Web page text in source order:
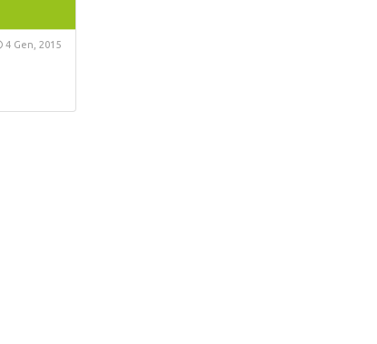
4 Gen, 2015